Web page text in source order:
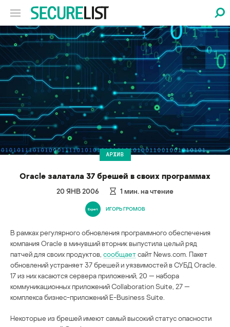
АРХИВ
Oracle залатала 37 брешей в своих программах
20 ЯНВ 2006 1 мин. на чтение
ИГОРЬ ГРОМОВ
В рамках регулярного обновления программного обеспечения
компания Oracle в минувший вторник выпустила целый ряд
патчей для своих продуктов, сообщаетсайт News.com. Пакет
обновлений устраняет 37 брешей и уязвимостей в СУБД Oracle.
17 из них касаются сервера приложений, 20 — набора
коммуникационных приложений Collaboration Suite, 27 —
комплекса бизнес-приложений E-Business Suite.
Некоторые из брешей имеют самый высокий статус опасности